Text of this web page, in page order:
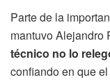
Parte de la
mantuvo Alejandro
técnico no lo
confiando en que